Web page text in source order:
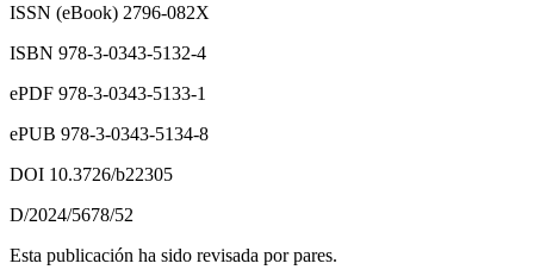
ISSN (eBook) 2796-082X
ISBN 978-3-0343-5132-4
ePDF 978-3-0343-5133-1
ePUB 978-3-0343-5134-8
DOI 10.3726/b22305
D/2024/5678/52
Esta publicación ha sido revisada por pares.